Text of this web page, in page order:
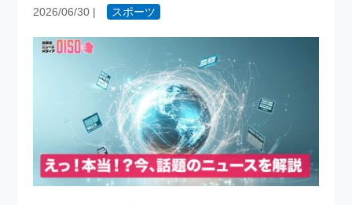
2026/06/30 | スポーツ